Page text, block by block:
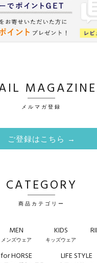
MAGAZINE
メルマガ登録
ご登録はこちら →
CATEGORY
商品カテゴリー
MEN
メンズウェア
KIDS
キッズウェア
for HORSE LIFE STYLE